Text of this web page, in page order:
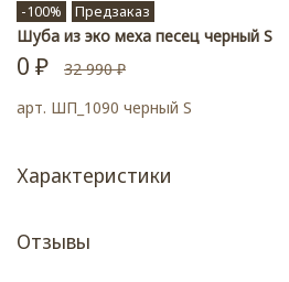
-100% Предзаказ
Шуба из эко меха песец черный S
арт. ШП_1090 черный S
0 ₽ 32 990 ₽
Характеристики
Отзывы